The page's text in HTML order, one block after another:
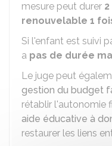
mesure peut durer
renouvelable 1
Si l'enfant est suivi
a pas de durée
Le juge peut
gestion du budget
rétablir l'autonomie
aide éducative à
restaurer les liens